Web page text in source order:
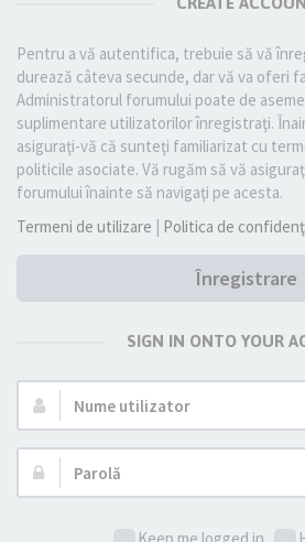
Pentru a vă autentifica, trebuie să vă
durează câteva secunde, dar vă va oferi
Administratorul forumului poate de
suplimentare utilizatorilor înregistraţi.
asiguraţi-vă că sunteţi familiarizat cu
politicile asociate. Vă rugăm să vă
forumului înainte să navigaţi pe acesta.
Termeni de utilizare | Politica de
Înregistrare
SIGN IN ONTO YOUR
Nume
utilizator:
Parolă: